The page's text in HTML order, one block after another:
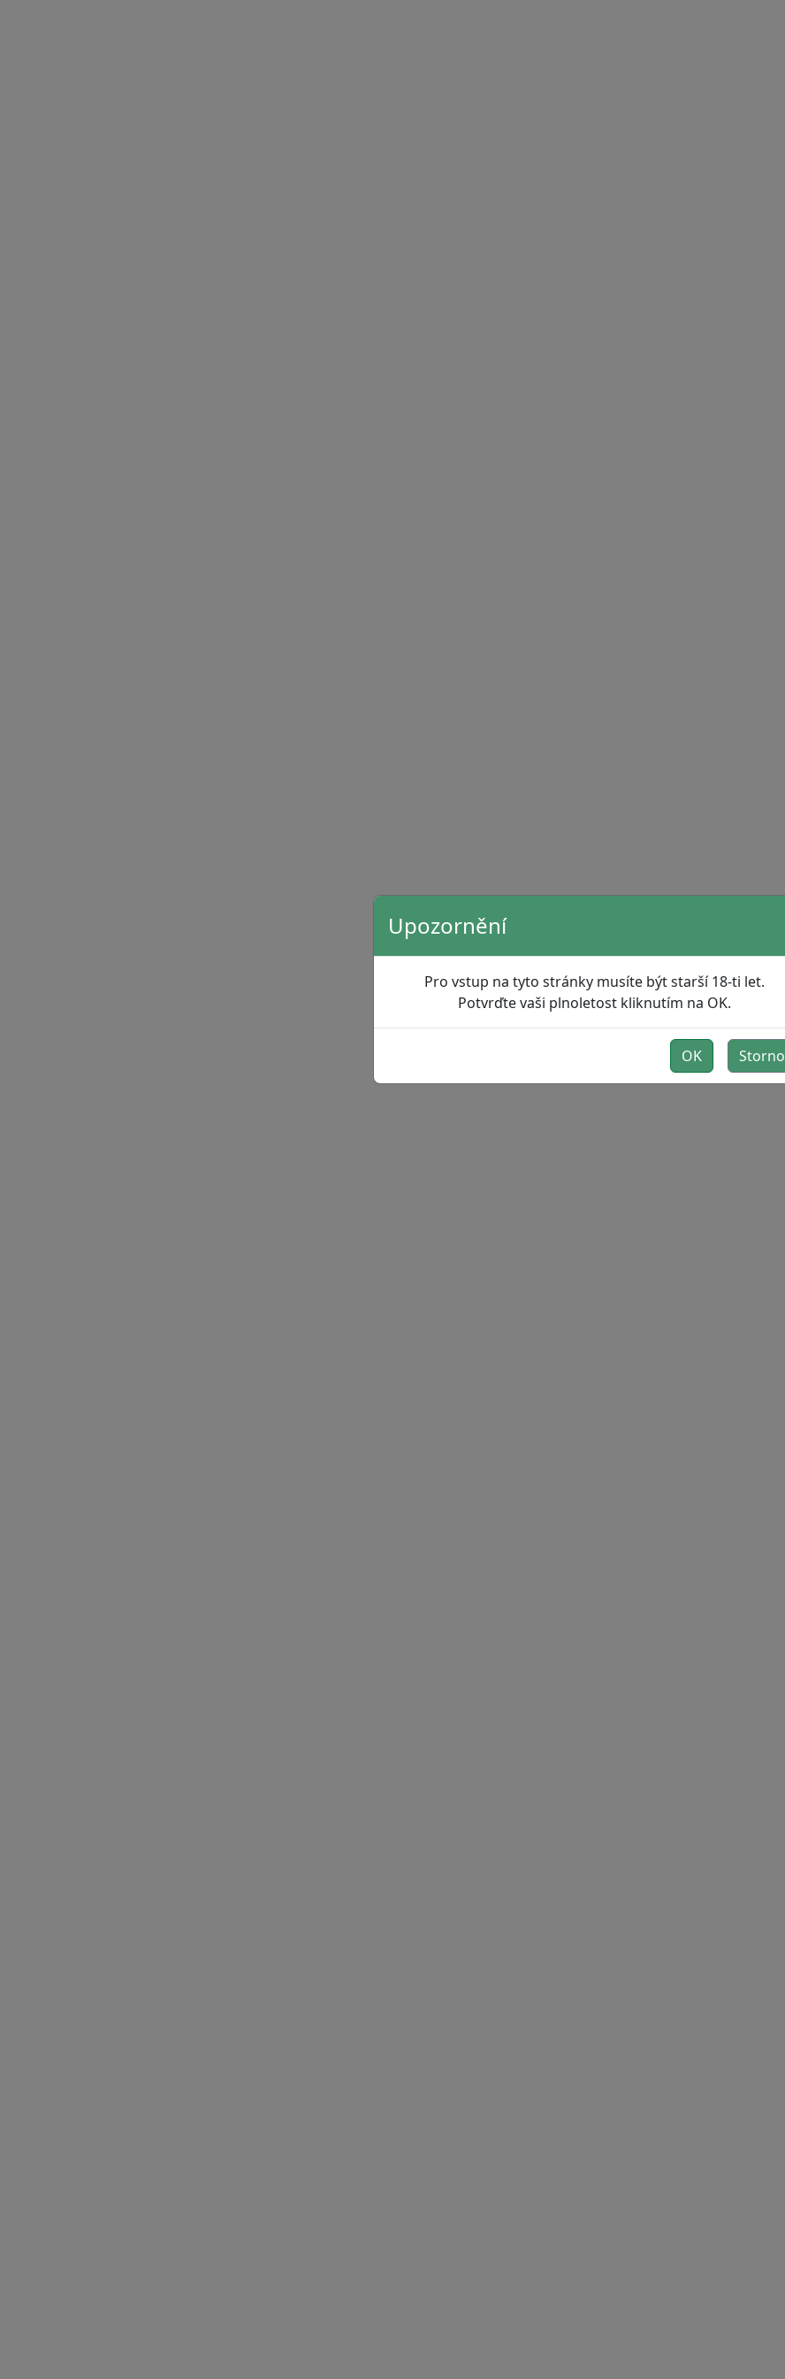
Upozornění
Pro vstup na tyto stránky musíte být starší 18-ti let.
Potvrďte vaši plnoletost kliknutím na OK.
OK Storno